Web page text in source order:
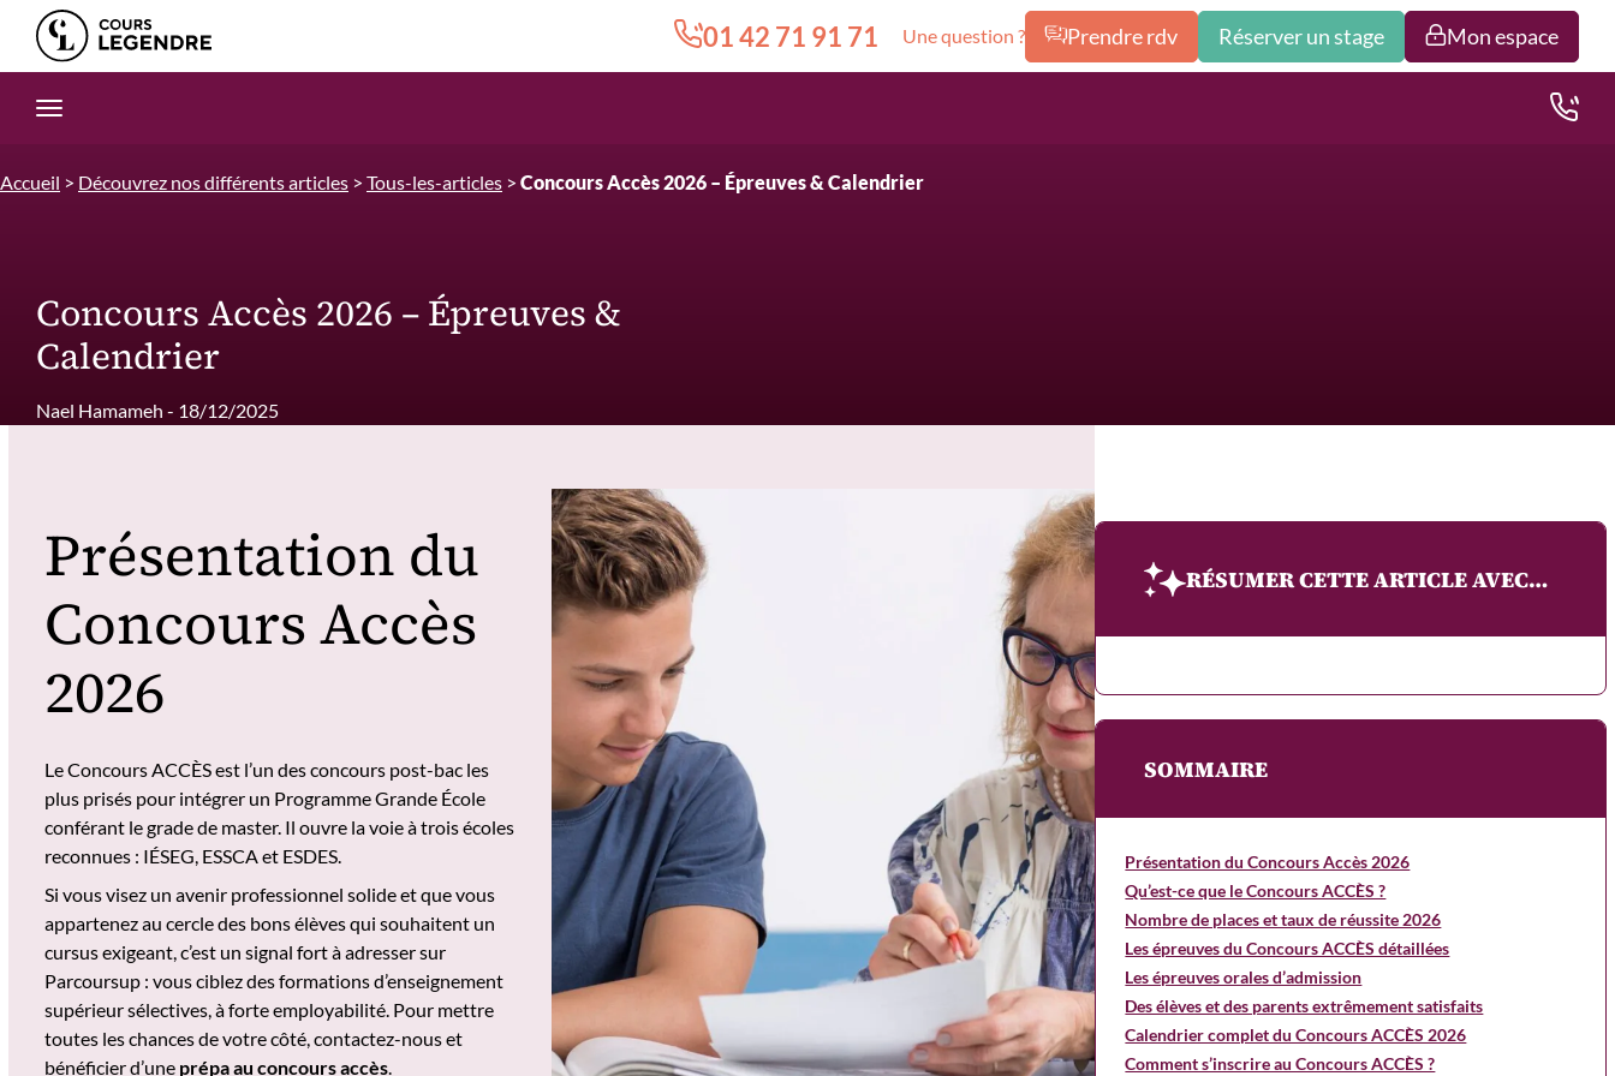
Edition.CL (Groupe Cours Legendre) 01 42 71 91 71 Une question ? Prendre rdv Réserver un stage Mon espace
Ouvrir la navigation
Accueil > Découvrez nos différents articles > Tous-les-articles > Concours Accès 2026 – Épreuves & Calendrier
Concours Accès 2026 – Épreuves &
Calendrier
Nael Hamameh - 18/12/2025
Présentation du
Concours Accès
2026
Le Concours ACCÈS est l’un des concours post-bac les
plus prisés pour intégrer un Programme Grande École
conférant le grade de master. Il ouvre la voie à trois écoles
reconnues : IÉSEG, ESSCA et ESDES.
Si vous visez un avenir professionnel solide et que vous
appartenez au cercle des bons élèves qui souhaitent un
cursus exigeant, c’est un signal fort à adresser sur
Parcoursup : vous ciblez des formations d’enseignement
supérieur sélectives, à forte employabilité. Pour mettre
toutes les chances de votre côté, contactez-nous et
bénéficier d’une prépa au concours accès.
RÉSUMER CETTE ARTICLE AVEC…
SOMMAIRE
Présentation du Concours Accès 2026
Qu’est-ce que le Concours ACCÈS ?
Nombre de places et taux de réussite 2026
Les épreuves du Concours ACCÈS détaillées
Les épreuves orales d’admission
Des élèves et des parents extrêmement satisfaits
Calendrier complet du Concours ACCÈS 2026
Comment s’inscrire au Concours ACCÈS ?